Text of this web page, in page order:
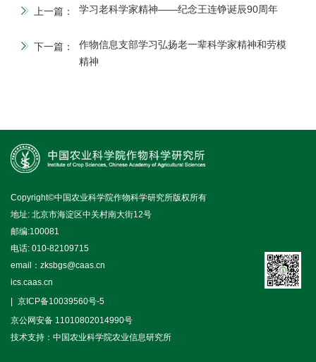
上一篇： 学习老科学家精神——纪念王连铮诞辰90周年
下一篇：
作物信息支部学习弘扬老一辈科学家精神和劳模
精神
Copyright©中国农业科学院作物科学研究所版权所有
地址: 北京市海淀区中关村南大街12号
邮编:100081
电话: 010-82109715
email：zksbgs@caas.cn
ics.caas.cn
京ICP备10039560号-5
京公网安备 11010802014990号
技术支持：中国农业科学院农业信息研究所